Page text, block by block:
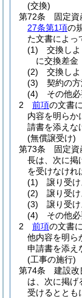
(交換)
第72条
固定資
27条第1項の
た文書によっ
(1)
交換し
に交換差金
(2)
交換し
(3)
契約の
(4)
その他
2
前項の文書
内容を明らか
請書を添えな
(無償譲受け)
第73条
固定資
長は、次に掲
を受けなけれ
(1)
譲り受
(2)
譲り受
(3)
譲り受
(4)
その他
2
前項の文書
他内容を明ら
申請書を添え
(工事の施行)
第74条
建設改
は、次に掲げ
受けるととも